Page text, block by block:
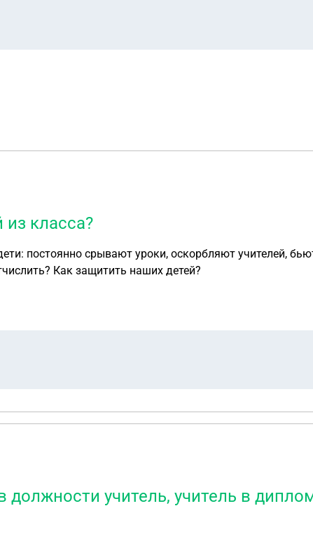
класса?
постоянно срывают уроки, оскорбляют учителей,
Как защитить наших детей?
учитель, учитель в